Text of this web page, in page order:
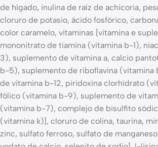
de hígado, inulina de raíz de achicoria,
cloruro de potasio, ácido fosfórico,
color caramelo, vitaminas [vitamina e
mononitrato de tiamina (vitamina b-1),
3), suplemento de vitamina a, calcio
b-5), suplemento de riboflavina
de vitamina b-12, piridoxina clorhidrato
fólico (vitamina b-9), suplemento de
(vitamina b-7), complejo de bisulfito
(vitamina k)], cloruro de colina, taurina,
zinc, sulfato ferroso, sulfato de